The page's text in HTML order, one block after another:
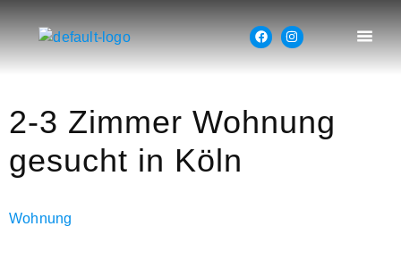
2-3 Zimmer Wohnung
gesucht in Köln
Wohnung